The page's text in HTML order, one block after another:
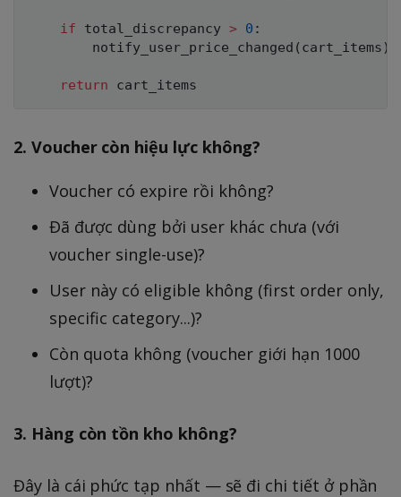
if total_discrepancy > 0 :
        notify_user_price_changed
( cart_items )
return
2. Voucher còn hiệu lực không?
Voucher có expire rồi không?
Đã được dùng bởi user khác chưa (với
voucher single-use)?
User này có eligible không (first order only,
specific category...)?
Còn quota không (voucher giới hạn 1000
lượt)?
3. Hàng còn tồn kho không?
Đây là cái phức tạp nhất — sẽ đi chi tiết ở phần